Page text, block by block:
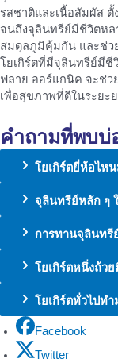
รสชาติและเนื้อสัมผัส ตั้
จนถึงจุลินทรีย์มีชีวิตห
สมดุลภูมิคุ้มกัน และช่ว
โยเกิร์ตที่มีจุลินทรีย์มีชี
ฟลาย ออร์แกนิค จะช่ว
เพื่อสุขภาพที่ดีในระยะ
คำถามที่พบบ่
โยเกิร์ตยี่ห้อไห
จุลินทรีย์หลัก ๆ
การทานจุลินทรี
โยเกิร์ตหนึ่งถ้ว
โยเกิร์ตทั่วไปท
Facebook
Twitter